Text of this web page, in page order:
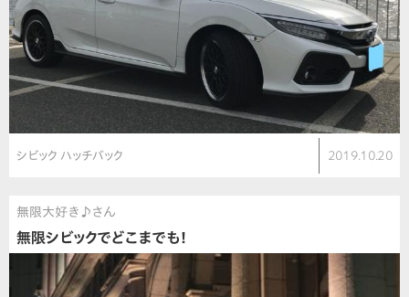
シビック ハッチバック 2019.10.20
無限大好き♪さん
無限シビックでどこまでも！